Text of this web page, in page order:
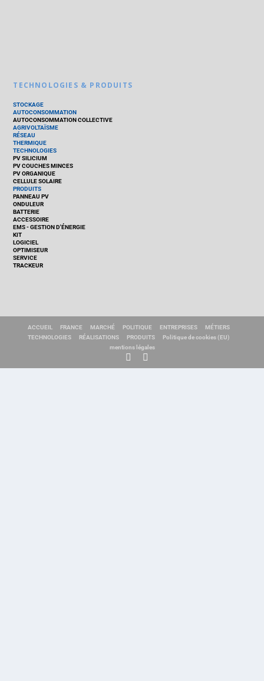
TECHNOLOGIES & PRODUITS
STOCKAGE
AUTOCONSOMMATION
AUTOCONSOMMATION COLLECTIVE
AGRIVOLTAÏSME
RÉSEAU
THERMIQUE
TECHNOLOGIES
PV SILICIUM
PV COUCHES MINCES
PV ORGANIQUE
CELLULE SOLAIRE
PRODUITS
PANNEAU PV
ONDULEUR
BATTERIE
ACCESSOIRE
EMS - GESTION D'ÉNERGIE
KIT
LOGICIEL
OPTIMISEUR
SERVICE
TRACKEUR
ACCUEIL FRANCE MARCHÉ POLITIQUE ENTREPRISES
MÉTIERS
TECHNOLOGIES
RÉALISATIONS PRODUITS
Politique de cookies (EU)
mentions légales